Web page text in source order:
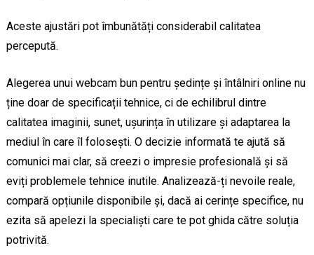
Aceste ajustări pot îmbunătăți considerabil calitatea
percepută.
Alegerea unui webcam bun pentru ședințe și întâlniri online nu
ține doar de specificații tehnice, ci de echilibrul dintre
calitatea imaginii, sunet, ușurința în utilizare și adaptarea la
mediul în care îl folosești. O decizie informată te ajută să
comunici mai clar, să creezi o impresie profesională și să
eviți problemele tehnice inutile. Analizează-ți nevoile reale,
compară opțiunile disponibile și, dacă ai cerințe specifice, nu
ezita să apelezi la specialiști care te pot ghida către soluția
potrivită.